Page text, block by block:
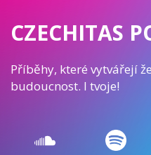
CZECHITAS
Příběhy, které vytvářejí
budoucnost. I tvoje!